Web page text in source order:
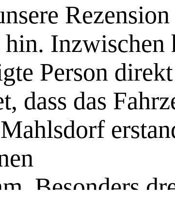
Inzwischen
Person
dass das
Besonders